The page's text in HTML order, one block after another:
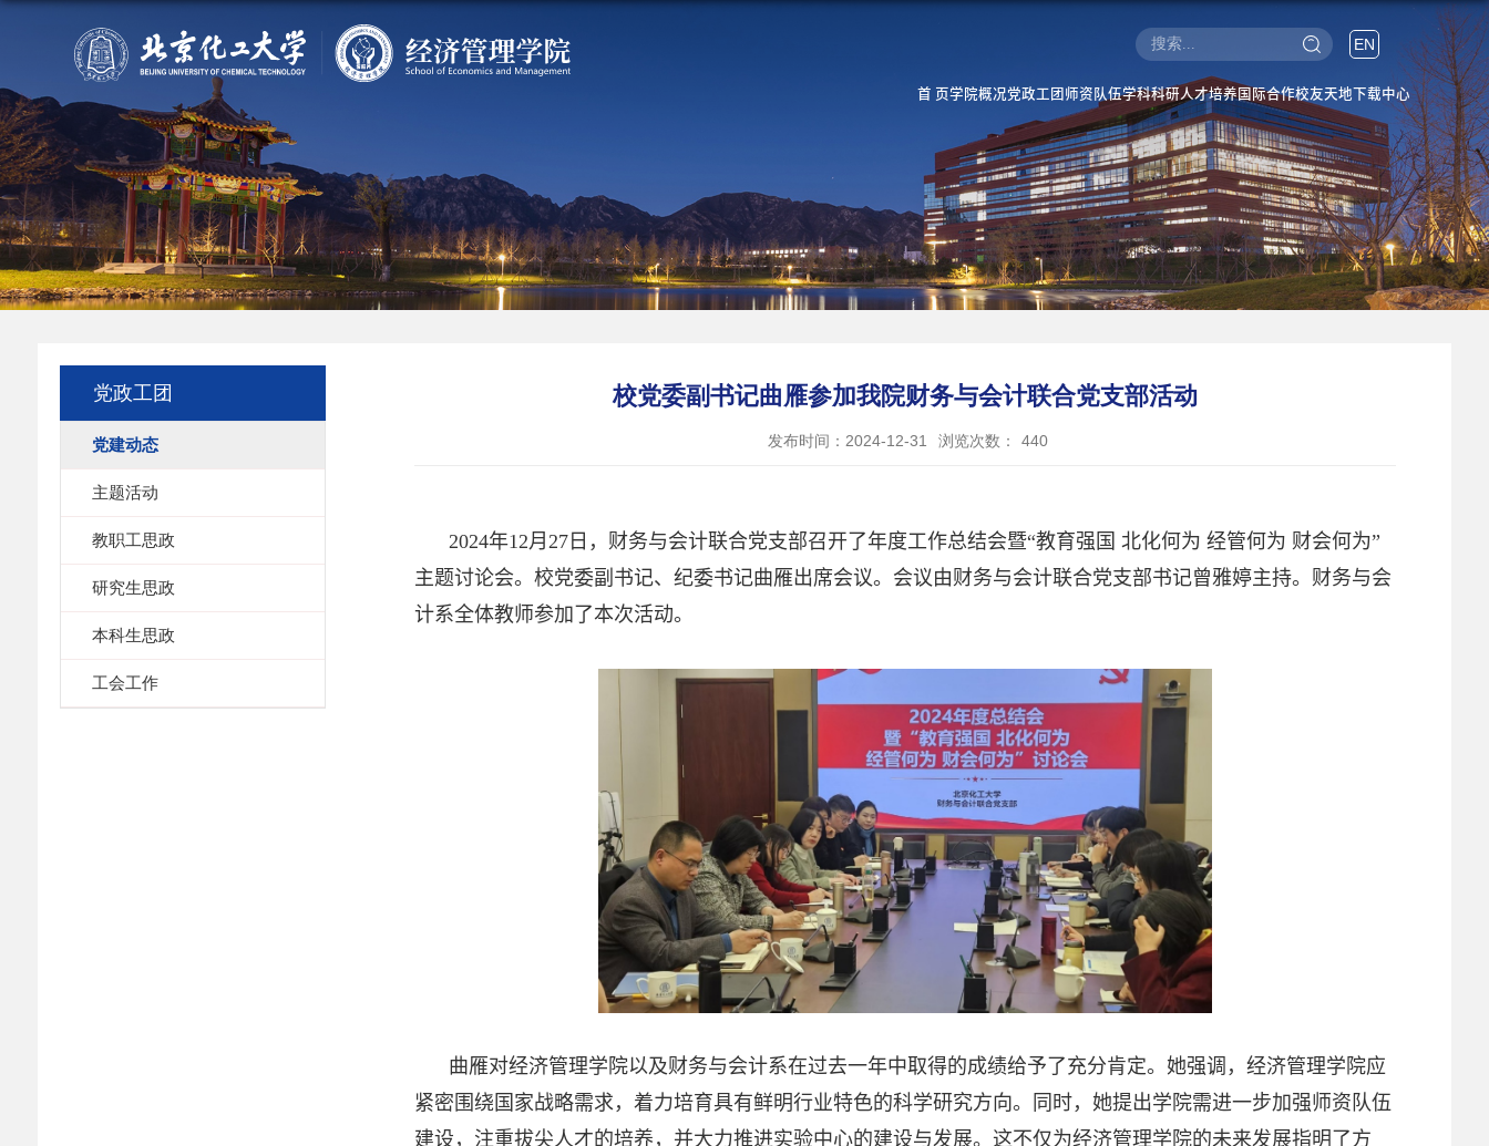
EN
首 页学院概况党政工团 师资队伍学科科研 人才培养 国际合作校友天地下载中心
党政工团
党建动态
主题活动
教职工思政
研究生思政
本科生思政
工会工作
校党委副书记曲雁参加我院财务与会计联合党支部活动
发布时间：2024-12-31 浏览次数： 440
2024年12月27 日，财务与会计联合党支部召开了年度工作总结会暨“教育强国 北化何为 经管何为 财会何为”
主题讨论会。校党委副书记、纪委书记曲雁出席会议。会议由财务与会计联合党支部书记曾雅婷主持。财务与会
计系全体教师参加了本次活动。
曲雁对经济管理学院以及财务与会计系在过去一年中取得的成绩给予了充分肯定。她强调，经济管理学院应
紧密围绕国家战略需求，着力培育具有鲜明行业特色的科学研究方向。同时，她提出学院需进一步加强师资队伍
建设，注重拔尖人才的培养，并大力推进实验中心的建设与发展。这不仅为经济管理学院的未来发展指明了方